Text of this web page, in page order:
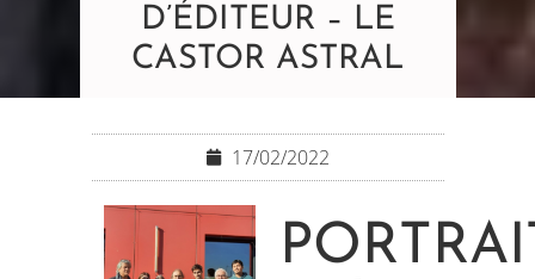
D’ÉDITEUR – LE
CASTOR ASTRAL
17/02/2022